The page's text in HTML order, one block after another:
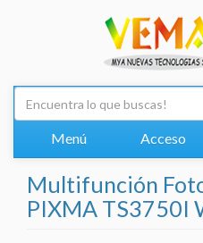
Menú Acceso
Multifunción
PIXMA TS3750I